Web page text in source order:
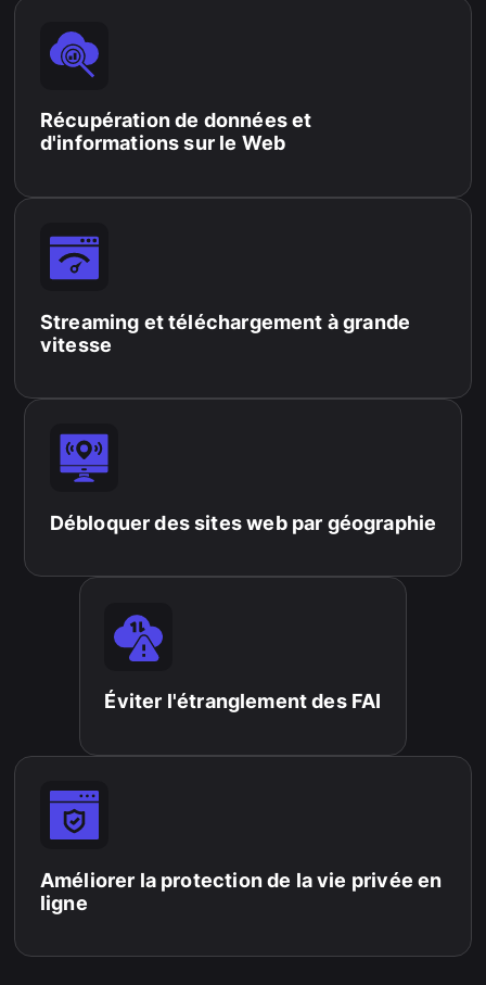
Récupération de données et
d'informations sur le Web
Streaming et téléchargement à grande
vitesse
Débloquer des sites web par géographie
Éviter l'étranglement des FAI
Améliorer la protection de la vie privée en
ligne